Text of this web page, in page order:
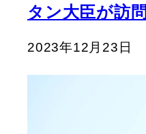
タン大臣が訪問
2023年12月23日